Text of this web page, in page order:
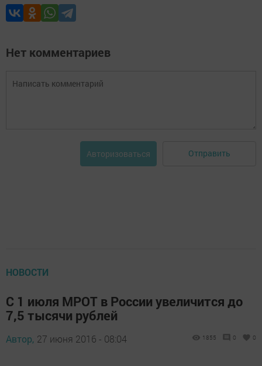
Нет комментариев
Авторизоваться Отправить
НОВОСТИ
С 1 июля МРОТ в России увеличится до
7,5 тысячи рублей
Автор, 27 июня 2016 - 08:04 1855 0 0